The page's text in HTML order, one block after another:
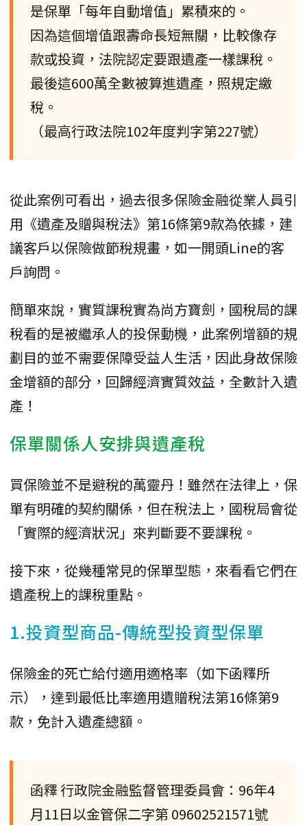
是保單「每年自動增值」累積來的。
因為這個增值跟壽命長短無關，比較像存
款或投資，法院認定要跟遺產一樣課稅。
最後這600萬全數被算進遺產，照規定繳
稅。
（最高行政法院102年度判字第227號）
從此案例可看出，過去很多保險金融從業人員引
用《遺產及贈與稅法》第16條第9款為依據，建
議客戶以保險做節稅規畫，如一開頭Line的客
戶詢問。
簡單來說，實質課稅實為尚方寶劍，國稅局的課
稅看的是被繼承人的投保動機，此案例增額的規
劃目的並不需要保障受益人生活，因此身故保險
金增額的部分，回歸經濟實質效益，全數計入遺
產！
保單關係人安排與遺產稅
買保險並不是避稅的萬靈丹！雖然在法律上，保
單有明確的契約關係，但在稅法上，國稅局會從
「實際的經濟狀況」來判斷要不要課稅。
接下來，從幾種常見的保單型態，來看看它們在
遺產稅上的課稅重點。
1.投資型商品-傳統型投資型保單
保險金的死亡給付適用適格率（如下函釋所
示），達到最低比率適用遺贈稅法第16條第9
款，免計入遺產總額。
函釋 行政院金融監督管理委員會：96年4
月11日以金管保二字第 09602521571號